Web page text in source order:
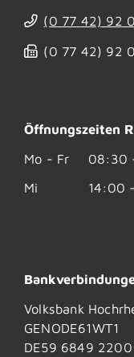
(0 77 42) 92
(0 77 42) 92
Öffnungszeiten
Mo - Fr
08:30
Mi
14:00
Volksbank
GENODE61WT1
DE59 6849